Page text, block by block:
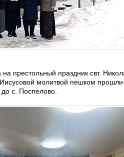
престольный праздник свт.
молитвой пешком прошли
с. Поспелово.